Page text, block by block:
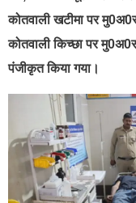
कोतवाली खटीमा पर
कोतवाली किच्छा पर
पंजीकृत किया गया।